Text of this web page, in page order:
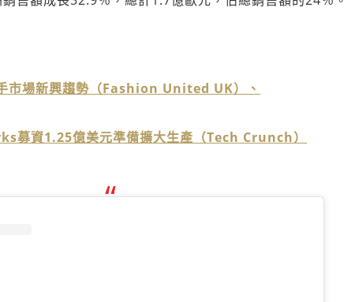
市場新興趨勢（Fashion United UK）、
募資1.25億美元準備擴大生產（Tech Crunch）